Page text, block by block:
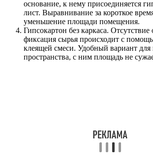
основание, к нему присоединяется
лист. Выравнивание за короткое
уменьшение площади помещения.
Гипсокартон без каркаса. Отсутствие
фиксация сырья происходит с
клеящей смеси. Удобный вариант для
пространства, с ним площадь не